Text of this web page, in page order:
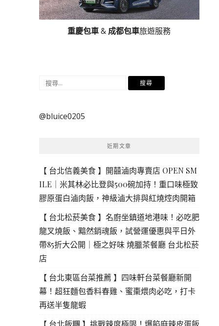
重慶包車& 成都包車旅遊服務
搜
鍵
@bluice0205
近期文章
【 台北信義美食 】開囍滷肉專賣店 OPEN SM
ILE｜米其林必比登與500碗加持！重口味極致
膠原蛋白滷肉飯，神級滷大排與紅燒焢肉開箱
【 台北松菸美食 】名廚坐鎮道地港味！必吃肥
龍叉燒飯、黯然銷魂飯，試營運優惠與平日外
帶85折大公開｜極之好味 燒臘茶餐廳 台北松菸
店
【 台北東區台菜推薦 】四味軒台菜餐廳新開
幕！超狂麵包香料春雞、蜜棗煨肉必吃，打卡
再送半隻龍蝦
【 台北飯糰 】挑戰辣度極限！爆餡麻辣皮蛋飯